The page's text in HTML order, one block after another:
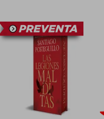
5%
dcto. 12,30 €